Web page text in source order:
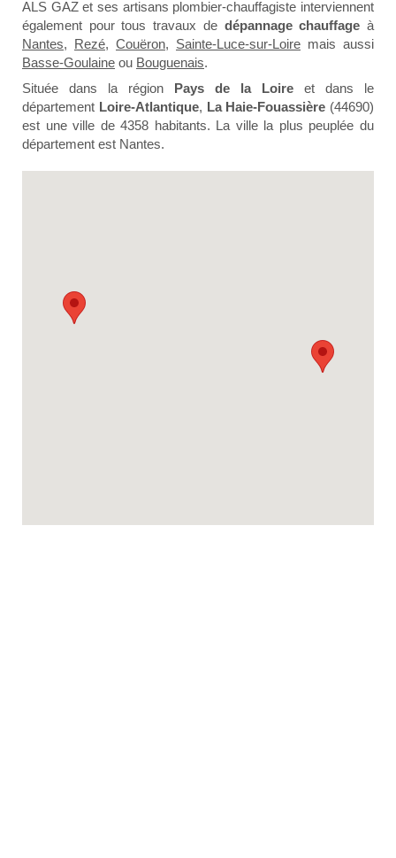
ALS GAZ et ses artisans plombier-chauffagiste interviennent
également pour tous travaux de dépannage chauffage à
Nantes, Rezé, Couëron, Sainte-Luce-sur-Loire mais aussi
Basse-Goulaine ou Bouguenais.
Située dans la région Pays de la Loire et dans le
département Loire-Atlantique, La Haie-Fouassière (44690)
est une ville de 4358 habitants. La ville la plus peuplée du
département est Nantes.